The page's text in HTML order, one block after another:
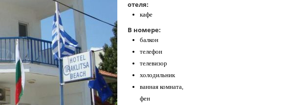
отеля:
кафе
В номере:
балкон
телефон
телевизор
холодильник
ванная комната,
фен